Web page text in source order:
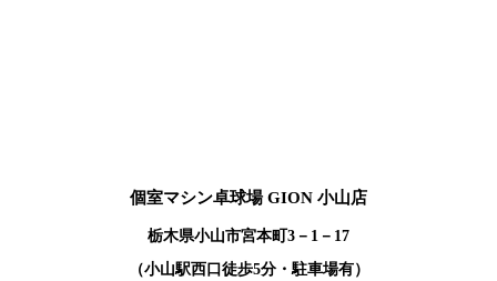
個室マシン卓球場 GION 小山店
栃木県小山市宮本町3－1－17
（小山駅西口徒歩5分・駐車場有）